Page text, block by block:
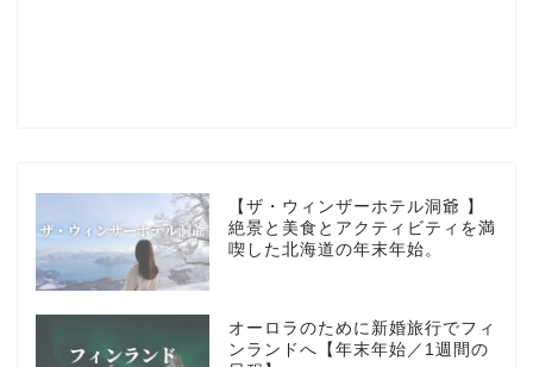
【ザ・ウィンザーホテル洞爺 】
絶景と美食とアクティビティを満
喫した北海道の年末年始。
オーロラのために新婚旅行でフィ
ンランドへ【年末年始／1週間の
HOTEL
MarriottBonvoy
TRAVEL